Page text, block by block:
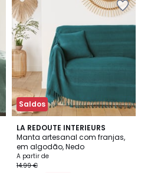
Saldos
LA REDOUTE INTERIEURS
Manta artesanal com franjas,
em algodão, Nedo
A partir de
14.99 €
4,4
/ 5
12
Cores